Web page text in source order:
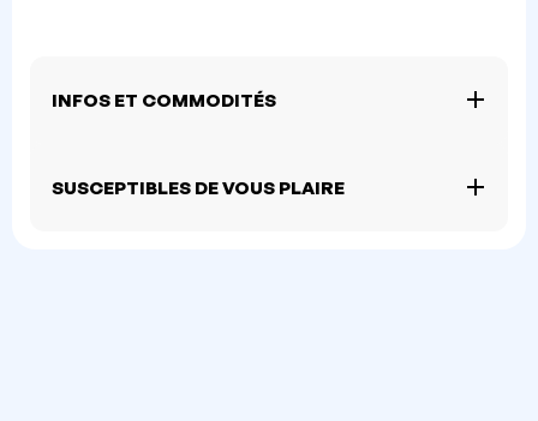
INFOS ET COMMODITÉS
SUSCEPTIBLES DE VOUS PLAIRE